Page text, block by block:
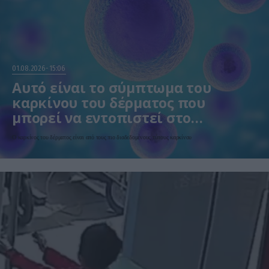
01.08.2026 15:06
Αυτό είναι το σύμπτωμα του
καρκίνου του δέρματος που
μπορεί να εντοπιστεί στο
κομμωτήριο! – Τι δείχνει νέα
έρευνα
Ο καρκίνος του δέρματος είναι από τους πιο διαδεδομένους τύπους καρκίνου